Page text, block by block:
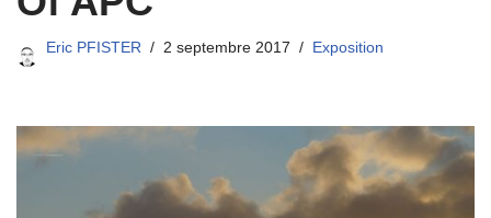
Eric PFISTER 2 septembre 2017 Exposition